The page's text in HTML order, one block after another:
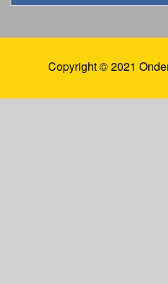
Copyright © 2021